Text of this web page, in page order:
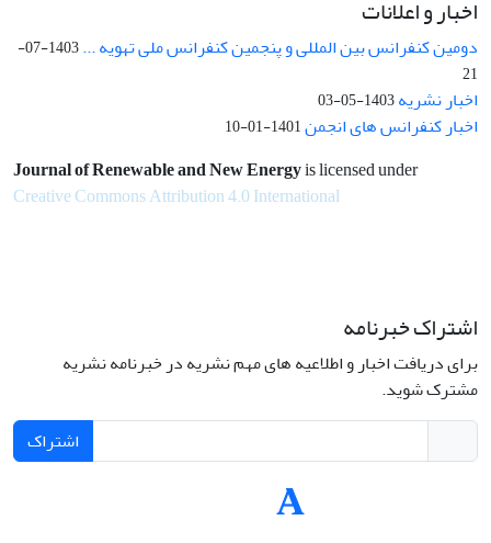
اخبار و اعلانات
دومین کنفرانس بین المللی و پنجمین کنفرانس ملی تهویه ...
1403-07-
21
اخبار نشریه1403-05-03
اخبار کنفرانس های انجمن1401-01-10
Journal of Renewable and New Energyis licensed under
Creative Commons Attribution 4.0 International
اشتراک خبرنامه
برای دریافت اخبار و اطلاعیه های مهم نشریه در خبرنامه نشریه
مشترک شوید.
اشتراک